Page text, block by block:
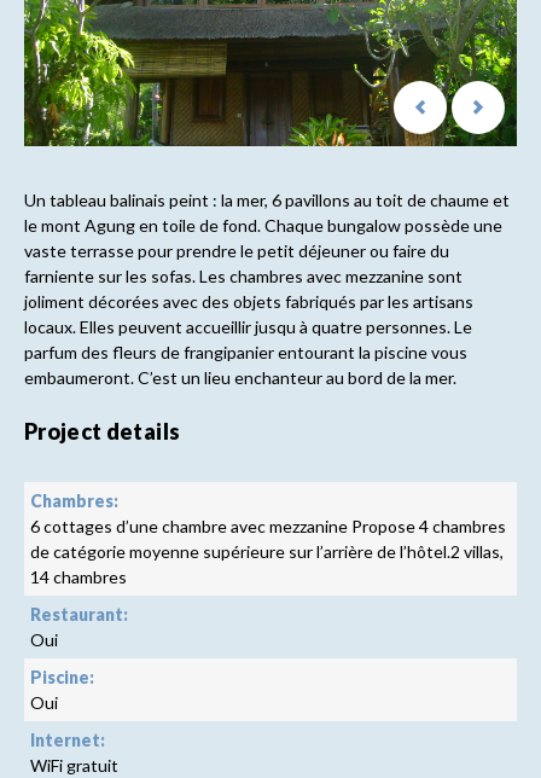
Un tableau balinais peint : la mer, 6 pavillons au toit de chaume et
le mont Agung en toile de fond. Chaque bungalow possède une
vaste terrasse pour prendre le petit déjeuner ou faire du
farniente sur les sofas. Les chambres avec mezzanine sont
joliment décorées avec des objets fabriqués par les artisans
locaux. Elles peuvent accueillir jusqu à quatre personnes. Le
parfum des fleurs de frangipanier entourant la piscine vous
embaumeront. C’est un lieu enchanteur au bord de la mer.
Project details
Chambres:
6 cottages d’une chambre avec mezzanine Propose 4 chambres
de catégorie moyenne supérieure sur l’arrière de l’hôtel.2 villas,
14 chambres
Restaurant:
Oui
Piscine:
Oui
Internet:
WiFi gratuit